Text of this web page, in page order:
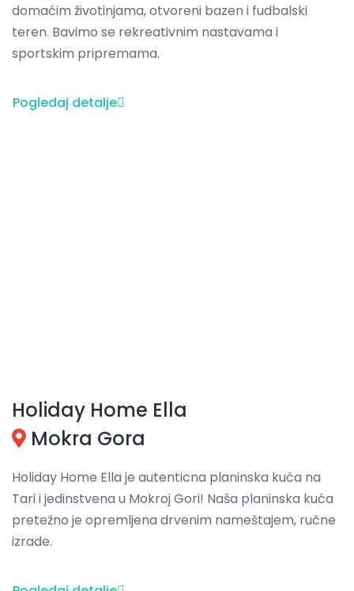
domaćim životinjama, otvoreni bazen i fudbalski
teren. Bavimo se rekreativnim nastavama i
sportskim pripremama.
Pogledaj detalje
Holiday Home Ella
Mokra Gora
Holiday Home Ella je autenticna planinska kuća na
Tari i jedinstvena u Mokroj Gori! Naša planinska kuća
pretežno je opremljena drvenim nameštajem, ručne
izrade.